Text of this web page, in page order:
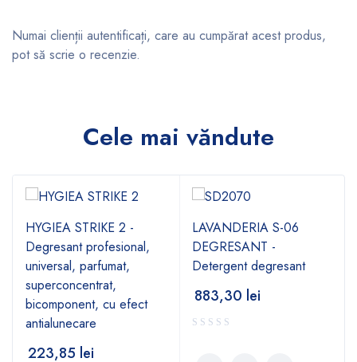
Numai clienții autentificați, care au cumpărat acest produs,
pot să scrie o recenzie.
Cele mai văndute
HYGIEA STRIKE 2 -
Degresant profesional,
universal, parfumat,
superconcentrat,
bicomponent, cu efect
antialunecare
223,85 lei
LAVANDERIA S-06
DEGRESANT -
Detergent degresant
883,30 lei